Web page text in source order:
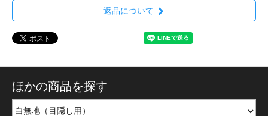
返品について
ほかの商品を探す